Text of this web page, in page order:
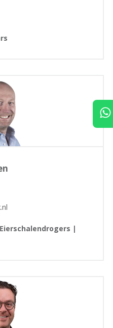
|